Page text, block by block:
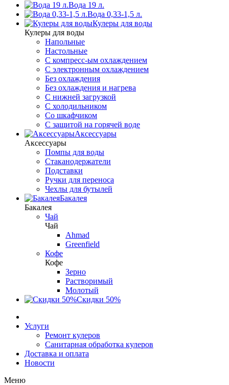
Вода 19 л.
Вода 0,33-1,5 л.
Кулеры для воды
Кулеры для воды
Напольные
Настольные
С компресс-ым охлаждением
С электронным охлаждением
Без охлаждения
Без охлаждения и нагрева
С нижней загрузкой
С холодильником
Со шкафчиком
С защитой на горячей воде
Аксессуары
Аксессуары
Помпы для воды
Стаканодержатели
Подставки
Ручки для переноса
Чехлы для бутылей
Бакалея
Бакалея
Чай
Чай
Ahmad
Greenfield
Кофе
Кофе
Зерно
Растворимый
Молотый
Скидки 50%
Услуги
Ремонт кулеров
Санитарная обработка кулеров
Доставка и оплата
Новости
Меню